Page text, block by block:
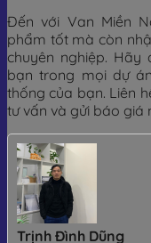
Đến với Van Miền
phẩm tốt mà còn
chuyên nghiệp.
bạn trong mọi dự
thống của bạn. Liên
tư vấn và gửi báo giá
Trịnh Đình Dũng